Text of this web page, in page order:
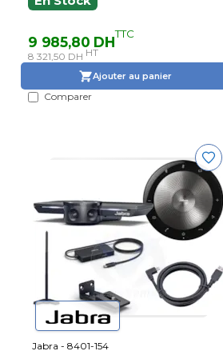
9 985,80 DHTTC
8 321,50 DH HT
Ajouter au panier
Comparer
Jabra - 8401-154